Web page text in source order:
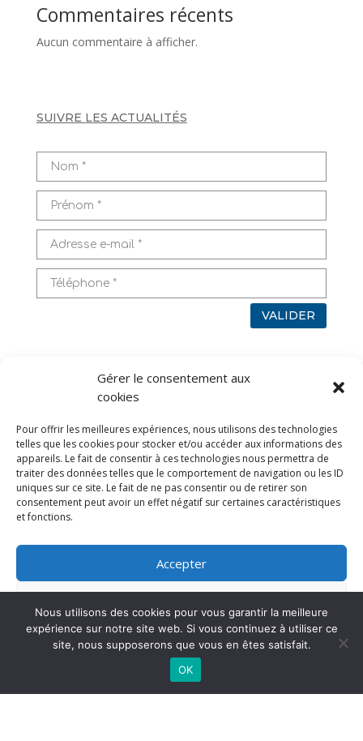
Gérer le consentement aux
cookies
Pour offrir les meilleures expériences, nous utilisons des technologies
telles que les cookies pour stocker et/ou accéder aux informations des
appareils. Le fait de consentir à ces technologies nous permettra de
traiter des données telles que le comportement de navigation ou les ID
uniques sur ce site. Le fait de ne pas consentir ou de retirer son
consentement peut avoir un effet négatif sur certaines caractéristiques
et fonctions.
Accepter
Voir les préférences
Politique de cookies
Commentaires récents
Aucun commentaire à afficher.
SUIVRE LES ACTUALITÉS
VALIDER
rendez-vous surMentions légales
TAGS
AISPJA © 2024 | Tous droits réservés
Nous utilisons des cookies pour vous garantir la meilleure
expérience sur notre site web. Si vous continuez à utiliser ce
site, nous supposerons que vous en êtes satisfait.
OK